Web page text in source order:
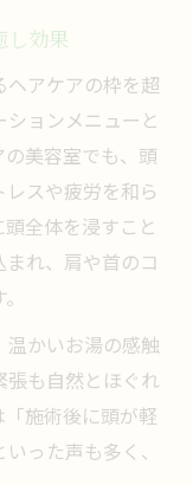
し効果
アケアの枠を超
ョンメニューと
美容室でも、頭
スや疲労を和ら
全体を浸すこと
れ、肩や首のコ
温かいお湯の感触
も自然とほぐれ
施術後に頭が軽
った声も多く、